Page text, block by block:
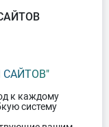
САЙТОВ"
к каждому
систему